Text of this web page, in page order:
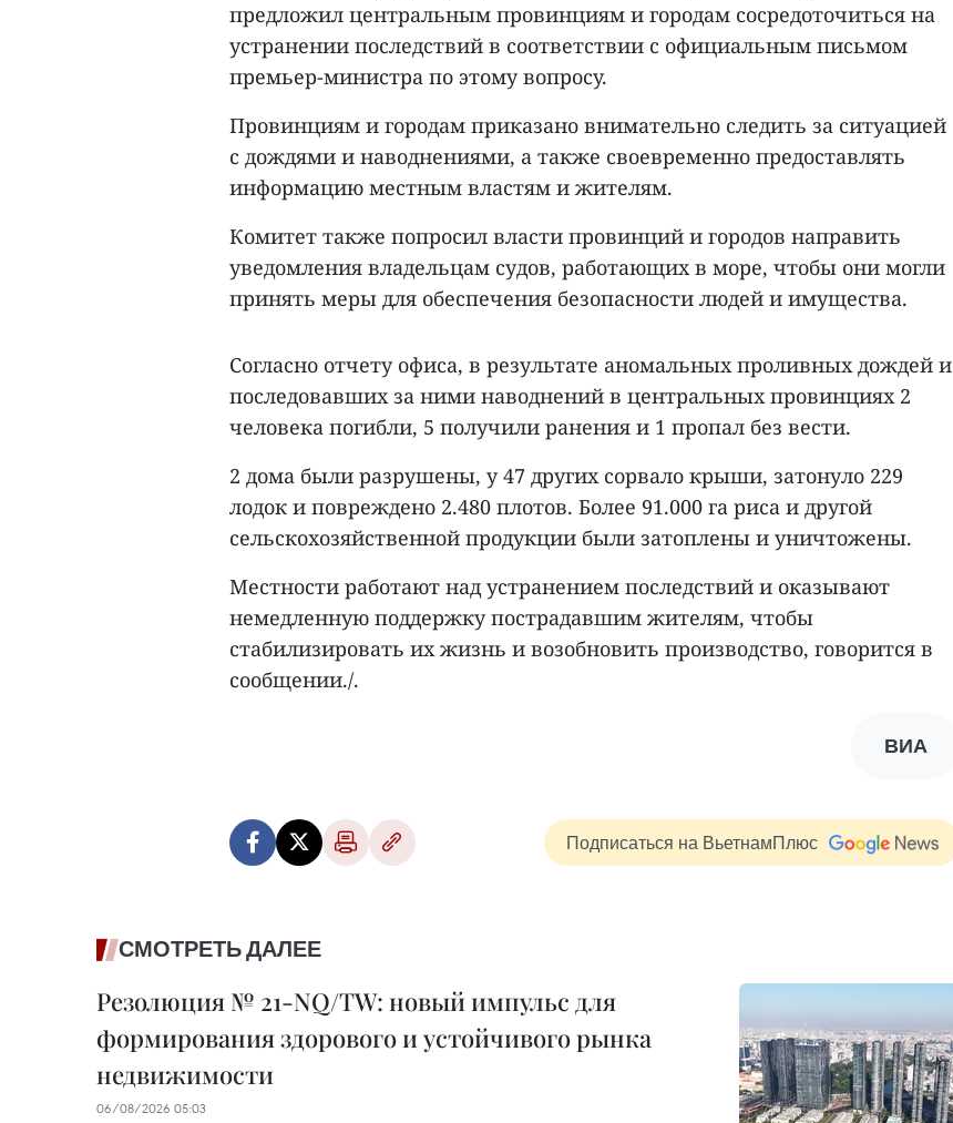
предложил центральным провинциям и городам сосредоточиться на
устранении последствий в соответствии с официальным письмом
премьер-министра по этому вопросу.
Провинциям и городам приказано внимательно следить за ситуацией
с дождями и наводнениями, а также своевременно предоставлять
информацию местным властям и жителям.
Комитет также попросил власти провинций и городов направить
уведомления владельцам судов, работающих в море, чтобы они могли
принять меры для обеспечения безопасности людей и имущества.
Согласно отчету офиса, в результате аномальных проливных дождей и
последовавших за ними наводнений в центральных провинциях 2
человека погибли, 5 получили ранения и 1 пропал без вести.
2 дома были разрушены, у 47 других сорвало крыши, затонуло 229
лодок и повреждено 2.480 плотов. Более 91.000 га риса и другой
сельскохозяйственной продукции были затоплены и уничтожены.
Местности работают над устранением последствий и оказывают
немедленную поддержку пострадавшим жителям, чтобы
стабилизировать их жизнь и возобновить производство, говорится в
сообщении./.
ВИА
Подписаться на ВьетнамПлюс
СМОТРЕТЬ ДАЛЕЕ
Резолюция № 21-NQ/TW: новый импульс для
формирования здорового и устойчивого рынка
недвижимости
06/08/2026 05:03